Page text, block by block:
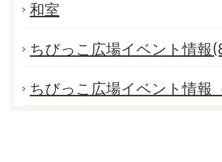
和室
ちびっこ広場イベント情報
ちびっこ広場イベント情報